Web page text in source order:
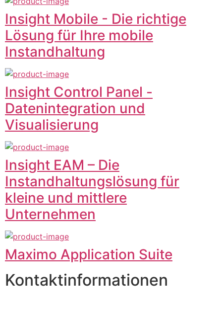
Insight Mobile - Die richtige
Lösung für Ihre mobile
Instandhaltung
Insight Control Panel -
Datenintegration und
Visualisierung
Insight EAM – Die
Instandhaltungslösung für
kleine und mittlere
Unternehmen
Maximo Application Suite
Kontaktinformationen